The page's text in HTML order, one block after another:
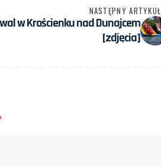
NASTĘPNY ARTYKUŁ
w Krościenku nad Dunajcem
[zdjęcia]